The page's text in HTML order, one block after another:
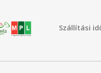
Szállítási